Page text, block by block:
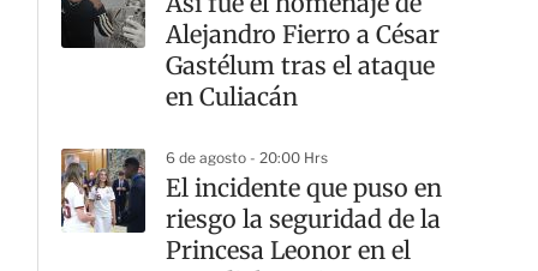
Alejandro Fierro a César
Gastélum tras el ataque
en Culiacán
6 de agosto - 20:00 Hrs
El incidente que puso en
riesgo la seguridad de la
Princesa Leonor en el